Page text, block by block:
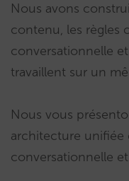
Nous avons
contenu, les règles
conversationnelle
travaillent sur un
Nous vous
architecture unifiée
conversationnelle